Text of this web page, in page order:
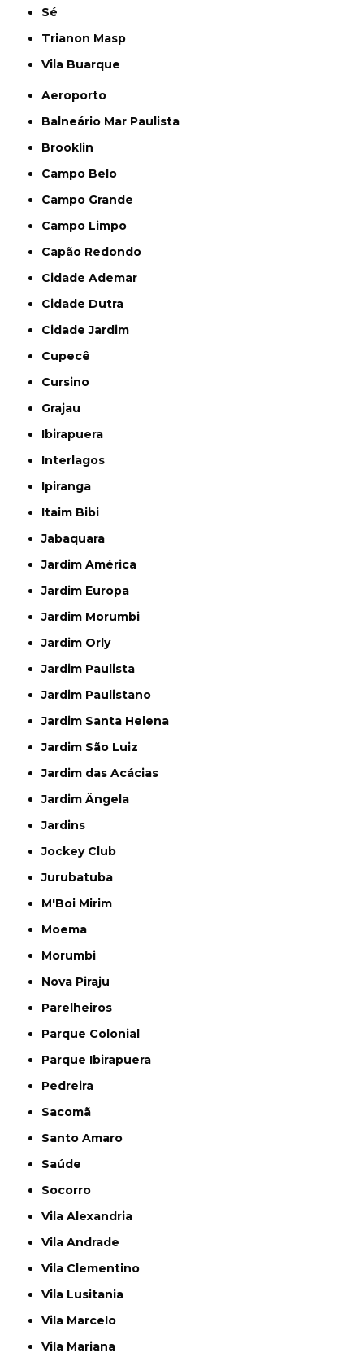
Sé
Trianon Masp
Vila Buarque
Aeroporto
Balneário Mar Paulista
Brooklin
Campo Belo
Campo Grande
Campo Limpo
Capão Redondo
Cidade Ademar
Cidade Dutra
Cidade Jardim
Cupecê
Cursino
Grajau
Ibirapuera
Interlagos
Ipiranga
Itaim Bibi
Jabaquara
Jardim América
Jardim Europa
Jardim Morumbi
Jardim Orly
Jardim Paulista
Jardim Paulistano
Jardim Santa Helena
Jardim São Luiz
Jardim das Acácias
Jardim Ângela
Jardins
Jockey Club
Jurubatuba
M'Boi Mirim
Moema
Morumbi
Nova Piraju
Parelheiros
Parque Colonial
Parque Ibirapuera
Pedreira
Sacomã
Santo Amaro
Saúde
Socorro
Vila Alexandria
Vila Andrade
Vila Clementino
Vila Lusitania
Vila Marcelo
Vila Mariana